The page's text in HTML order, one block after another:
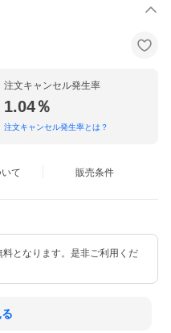
注文キャンセル発生率
1.04％
注文キャンセル発生率とは？
て 販売条件
となります。是非ご利用くだ